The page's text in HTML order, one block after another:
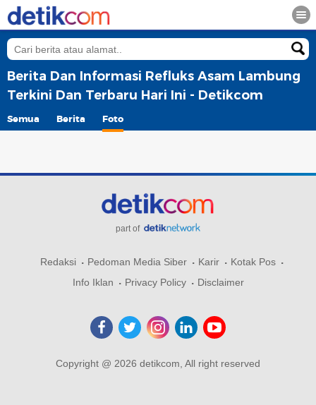
Berita Dan Informasi Refluks Asam Lambung
Terkini Dan Terbaru Hari Ini - Detikcom
Semua Berita Foto
part of
Redaksi Pedoman Media Siber Karir
Kotak Pos
Info Iklan
Privacy Policy Disclaimer
Copyright @ 2026 detikcom, All right reserved